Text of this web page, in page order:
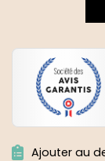
Ajouter au